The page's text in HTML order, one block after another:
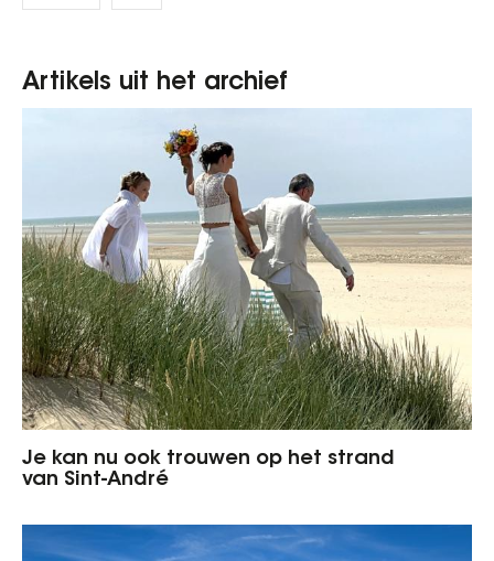
Artikels uit het archief
Je kan nu ook trouwen op het strand
van Sint-André